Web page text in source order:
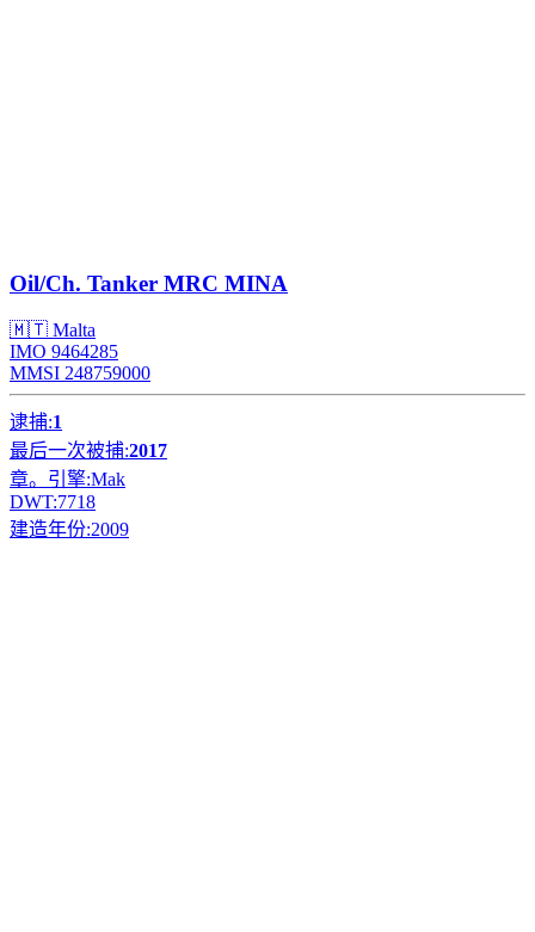
Oil/Ch. Tanker MRC MINA
🇲🇹 Malta
IMO 9464285
MMSI 248759000
逮捕:1
最后一次被捕:2017
章。引擎:Mak
DWT:7718
建造年份:2009